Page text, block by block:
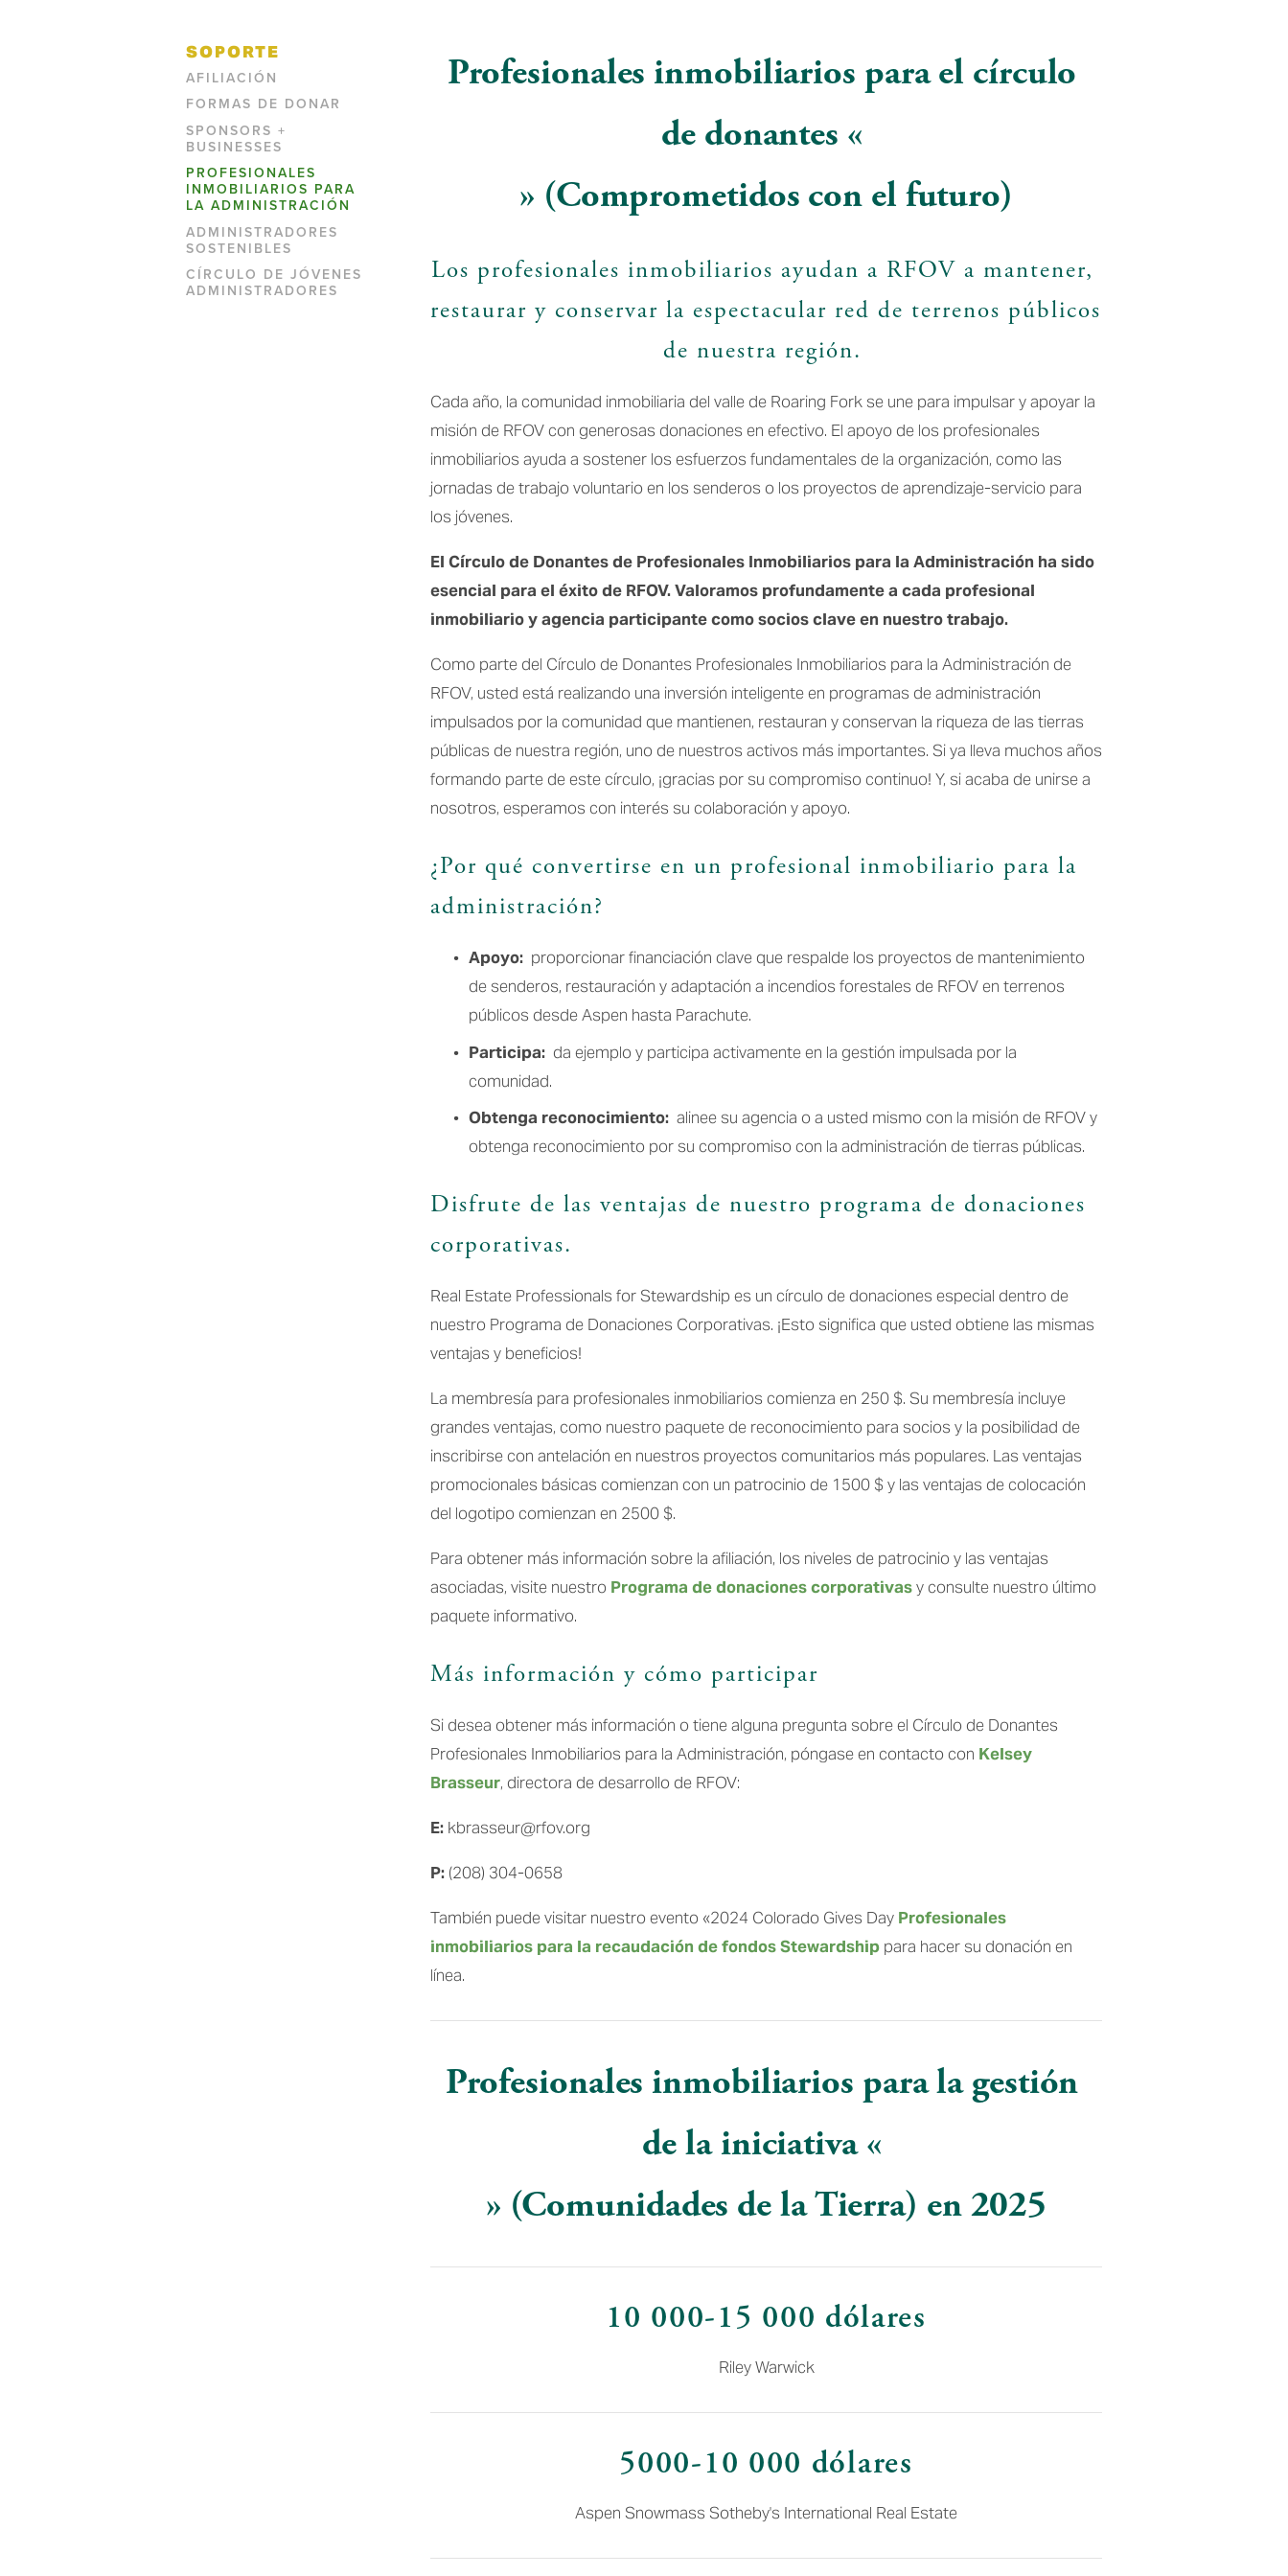
SOPORTE
AFILIACIÓN
FORMAS DE DONAR
SPONSORS +
BUSINESSES
PROFESIONALES
INMOBILIARIOS PARA
LA ADMINISTRACIÓN
ADMINISTRADORES
SOSTENIBLES
CÍRCULO DE JÓVENES
ADMINISTRADORES
Profesionales inmobiliarios para el círculo
de donantes «
» (Comprometidos con el futuro)
Los profesionales inmobiliarios ayudan a RFOV a mantener,
restaurar y conservar la espectacular red de terrenos públicos
de nuestra región.
Cada año, la comunidad inmobiliaria del valle de Roaring Fork se une para impulsar y apoyar la
misión de RFOV con generosas donaciones en efectivo. El apoyo de los profesionales
inmobiliarios ayuda a sostener los esfuerzos fundamentales de la organización, como las
jornadas de trabajo voluntario en los senderos o los proyectos de aprendizaje-servicio para
los jóvenes.
El Círculo de Donantes de Profesionales Inmobiliarios para la Administración ha sido
esencial para el éxito de RFOV. Valoramos profundamente a cada profesional
inmobiliario y agencia participante como socios clave en nuestro trabajo.
Como parte del Círculo de Donantes Profesionales Inmobiliarios para la Administración de
RFOV, usted está realizando una inversión inteligente en programas de administración
impulsados por la comunidad que mantienen, restauran y conservan la riqueza de las tierras
públicas de nuestra región, uno de nuestros activos más importantes. Si ya lleva muchos años
formando parte de este círculo, ¡gracias por su compromiso continuo! Y, si acaba de unirse a
nosotros, esperamos con interés su colaboración y apoyo.
¿Por qué convertirse en un profesional inmobiliario para la
administración?
Apoyo: proporcionar financiación clave que respalde los proyectos de mantenimiento
de senderos, restauración y adaptación a incendios forestales de RFOV en terrenos
públicos desde Aspen hasta Parachute.
Participa: da ejemplo y participa activamente en la gestión impulsada por la
comunidad.
Obtenga reconocimiento: alinee su agencia o a usted mismo con la misión de RFOV y
obtenga reconocimiento por su compromiso con la administración de tierras públicas.
Disfrute de las ventajas de nuestro programa de donaciones
corporativas.
Real Estate Professionals for Stewardship es un círculo de donaciones especial dentro de
nuestro Programa de Donaciones Corporativas. ¡Esto significa que usted obtiene las mismas
ventajas y beneficios!
La membresía para profesionales inmobiliarios comienza en 250 $. Su membresía incluye
grandes ventajas, como nuestro paquete de reconocimiento para socios y la posibilidad de
inscribirse con antelación en nuestros proyectos comunitarios más populares. Las ventajas
promocionales básicas comienzan con un patrocinio de 1500 $ y las ventajas de colocación
del logotipo comienzan en 2500 $.
Para obtener más información sobre la afiliación, los niveles de patrocinio y las ventajas
asociadas, visite nuestro Programa de donaciones corporativas y consulte nuestro último
paquete informativo.
Más información y cómo participar
Si desea obtener más información o tiene alguna pregunta sobre el Círculo de Donantes
Profesionales Inmobiliarios para la Administración, póngase en contacto con Kelsey
Brasseur, directora de desarrollo de RFOV:
E: kbrasseur@rfov.org
P: (208) 304-0658
También puede visitar nuestro evento «2024 Colorado Gives Day Profesionales
inmobiliarios para la recaudación de fondos Stewardship para hacer su donación en
línea.
Profesionales inmobiliarios para la gestión
de la iniciativa «
» (Comunidades de la Tierra) en 2025
10 000-15 000 dólares
Riley Warwick
5000-10 000 dólares
Aspen Snowmass Sotheby's International Real Estate